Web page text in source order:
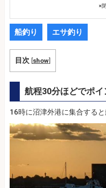
×
船釣り エサ釣り
目次 [show]
航程30分ほどでポイ
16時に沼津外港に集合すると